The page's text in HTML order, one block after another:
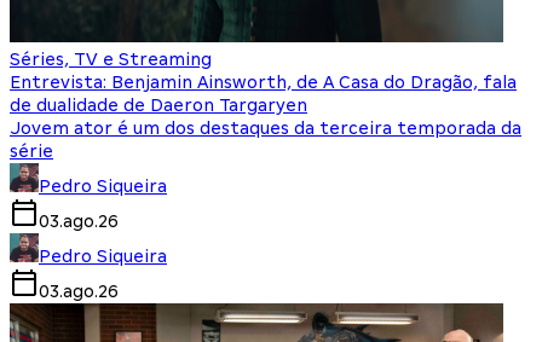
Séries, TV e Streaming
Entrevista: Benjamin Ainsworth, de A Casa do Dragão, fala
de dualidade de Daeron Targaryen
Jovem ator é um dos destaques da terceira temporada da
série
Pedro Siqueira
03.ago.26
Pedro Siqueira
03.ago.26